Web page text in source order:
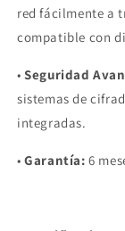
red fácilmente a
compatible con
• Seguridad
sistemas de
integradas.
• Garantía: 6